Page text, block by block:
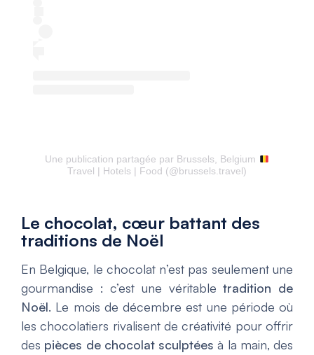
Une publication partagée par Brussels, Belgium
Travel | Hotels | Food (@brussels.travel)
Le chocolat, cœur battant des
traditions de Noël
En Belgique, le chocolat n’est pas seulement une
gourmandise : c’est une véritabletradition de
Noël. Le mois de décembre est une période où
les chocolatiers rivalisent de créativité pour offrir
des pièces de chocolat sculptées à la main, des